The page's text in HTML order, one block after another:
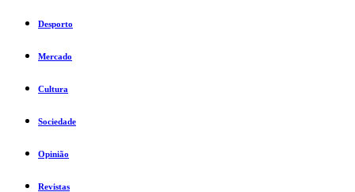
Desporto
Mercado
Cultura
Sociedade
Opinião
Revistas